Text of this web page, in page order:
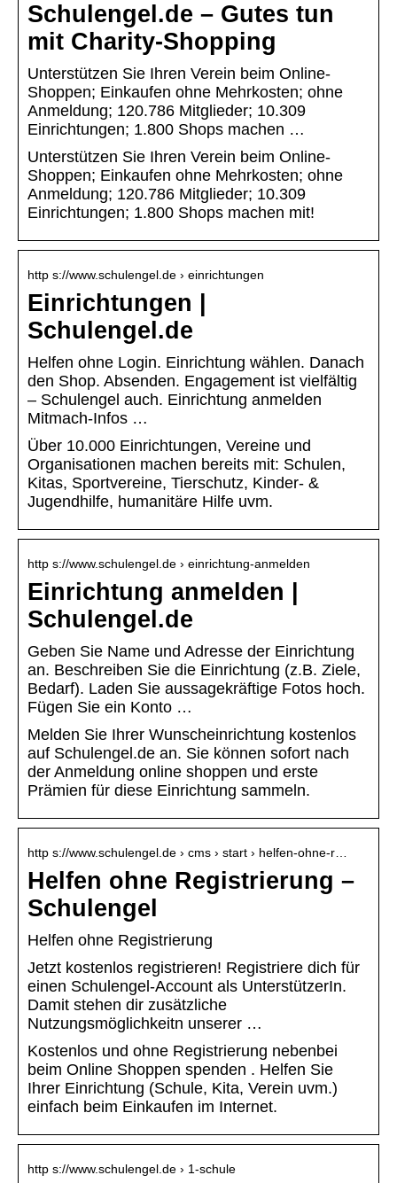
Schulengel.de – Gutes tun
mit Charity-Shopping
Unterstützen Sie Ihren Verein beim Online-
Shoppen; Einkaufen ohne Mehrkosten; ohne
Anmeldung; 120.786 Mitglieder; 10.309
Einrichtungen; 1.800 Shops machen …
Unterstützen Sie Ihren Verein beim Online-
Shoppen; Einkaufen ohne Mehrkosten; ohne
Anmeldung; 120.786 Mitglieder; 10.309
Einrichtungen; 1.800 Shops machen mit!
http s://www.schulengel.de › einrichtungen
Einrichtungen |
Schulengel.de
Helfen ohne Login. Einrichtung wählen. Danach
den Shop. Absenden. Engagement ist vielfältig
– Schulengel auch. Einrichtung anmelden
Mitmach-Infos …
Über 10.000 Einrichtungen, Vereine und
Organisationen machen bereits mit: Schulen,
Kitas, Sportvereine, Tierschutz, Kinder- &
Jugendhilfe, humanitäre Hilfe uvm.
http s://www.schulengel.de › einrichtung-anmelden
Einrichtung anmelden |
Schulengel.de
Geben Sie Name und Adresse der Einrichtung
an. Beschreiben Sie die Einrichtung (z.B. Ziele,
Bedarf). Laden Sie aussagekräftige Fotos hoch.
Fügen Sie ein Konto …
Melden Sie Ihrer Wunscheinrichtung kostenlos
auf Schulengel.de an. Sie können sofort nach
der Anmeldung online shoppen und erste
Prämien für diese Einrichtung sammeln.
http s://www.schulengel.de › cms › start › helfen-ohne-r…
Helfen ohne Registrierung –
Schulengel
Helfen ohne Registrierung
Jetzt kostenlos registrieren! Registriere dich für
einen Schulengel-Account als UnterstützerIn.
Damit stehen dir zusätzliche
Nutzungsmöglichkeitn unserer …
Kostenlos und ohne Registrierung nebenbei
beim Online Shoppen spenden . Helfen Sie
Ihrer Einrichtung (Schule, Kita, Verein uvm.)
einfach beim Einkaufen im Internet.
http s://www.schulengel.de › 1-schule